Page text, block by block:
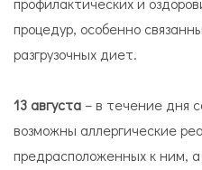
процедур, особенно
разгрузочных диет.
13 августа – в течение дня
возможны аллергические
предрасположенных к ним,